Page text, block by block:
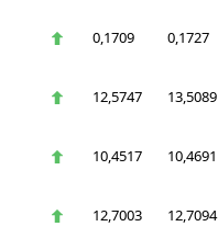
0,1709 0,1727
12,5747 13,5089
10,4517 10,4691
12,7003 12,7094